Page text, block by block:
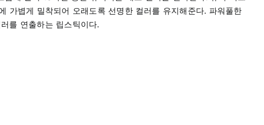
가볍게 밀착되어 오래도록 선명한 컬러를 유지해준다. 파워풀한
를 연출하는 립스틱이다.